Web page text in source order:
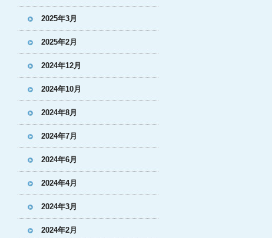
2025年3月
2025年2月
2024年12月
2024年10月
2024年8月
2024年7月
2024年6月
2024年4月
2024年3月
2024年2月